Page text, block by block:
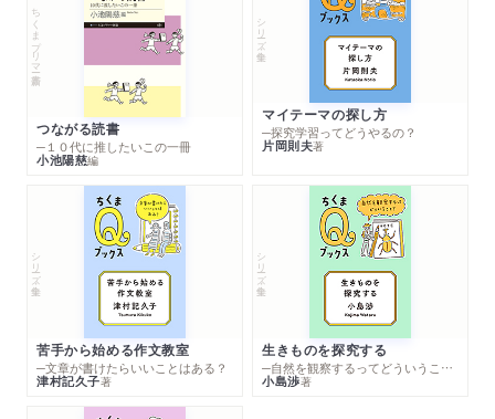
ちくまプリマー新書
つながる読書
─１０代に推したいこの一冊
小池陽慈編
シリーズ・全集
マイテーマの探し方
─探究学習ってどうやるの？
片岡則夫著
シリーズ・全集
苦手から始める作文教室
─文章が書けたらいいことはある？
津村記久子著
シリーズ・全集
生きものを探究する
─自然を観察するってどういうこと？
小島渉著